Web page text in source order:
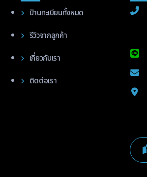
ป้านทะเบียนทั้งหมด
รีวิวจากลูกค้า
เกี่ยวกับเรา
ติดต่อเรา